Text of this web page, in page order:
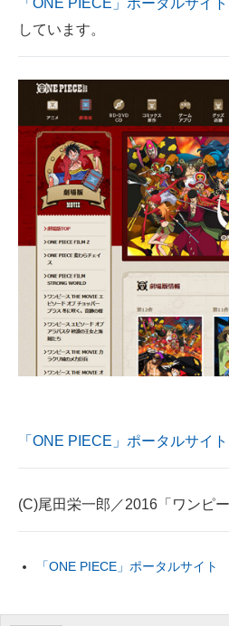
エネルギーの専門メディア
ちょっと気になるネットの話題
「ONE PIECE」ポータルサイト
しています。
「ONE PIECE」ポータルサイト
(C)尾田栄一郎／2016「ワンピ
「ONE PIECE」ポータルサイト